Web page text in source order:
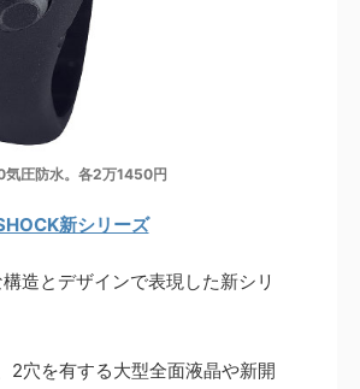
圧防水。各2万1450円
新シリーズ
造とデザインで表現した新シリ
2穴を有する大型全面液晶や新開